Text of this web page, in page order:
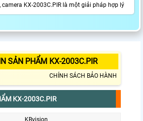
KX-2003C.PIR là một giải pháp hợp lý
SẢN PHẨM KX-2003C.PIR
CHÍNH SÁCH BẢO HÀNH
KX-2003C.PIR
KBvision